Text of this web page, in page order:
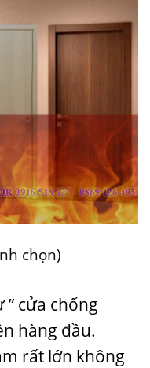
chọn)
cửa chống
hàng đầu.
rất lớn không